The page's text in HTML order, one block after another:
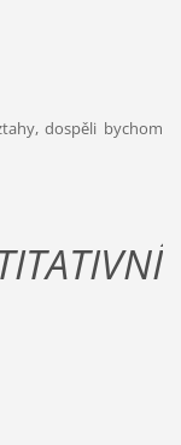
dospěli bychom